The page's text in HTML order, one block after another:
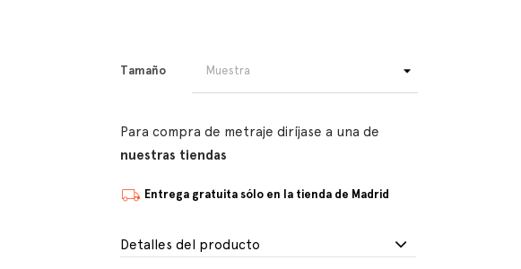
Tamaño
Para compra de metraje diríjase a una de
nuestras tiendas
Entrega gratuita sólo en la tienda de Madrid
Detalles del producto